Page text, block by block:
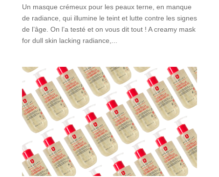
Un masque crémeux pour les peaux terne, en manque
de radiance, qui illumine le teint et lutte contre les signes
de l’âge. On l’a testé et on vous dit tout ! A creamy mask
for dull skin lacking radiance,...